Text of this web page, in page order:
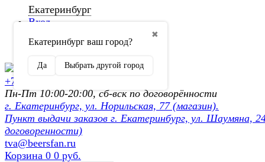
Екатеринбург
✖
Екатеринбург ваш город?
Да Выбрать другой город
Вход
Регистрация
+7 (902) 872-54-70
Пн-Пт 10:00-20:00, сб-вск по договорённости
г. Екатеринбург, ул. Норильская, 77 (магазин).
Пункт выдачи заказов г. Екатеринбург, ул. Шаумяна,
договоренности)
tva@beersfan.ru
Корзина 0 0 руб.